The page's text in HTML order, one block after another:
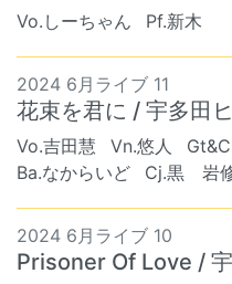
Vo.しーちゃん Pf.新木
2024 6月ライブ 11
花束を君に / 宇多田
Vo.吉田慧 Vn.悠人
Ba.なからいど
Cj.黒 岩
2024 6月ライブ 10
Prisoner Of Love /